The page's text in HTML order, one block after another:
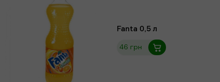
Fanta 0,5 л
46 грн